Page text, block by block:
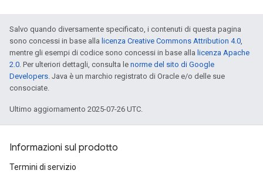
Salvo quando diversamente specificato, i contenuti di questa pagina
sono concessi in base alla licenza Creative Commons Attribution 4.0,
mentre gli esempi di codice sono concessi in base alla licenza Apache
2.0. Per ulteriori dettagli, consulta le norme del sito di Google
Developers. Java è un marchio registrato di Oracle e/o delle sue
consociate.
Ultimo aggiornamento 2025-07-26 UTC.
Informazioni sul prodotto
Termini di servizio